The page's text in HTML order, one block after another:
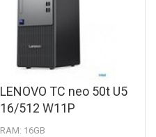
LENOVO TC neo 50t U5
16/512 W11P
RAM: 16GB